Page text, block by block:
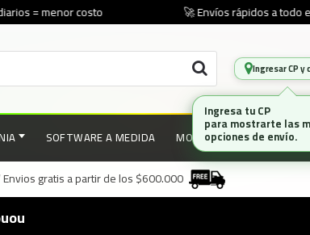
= menor costo 🚀 Envíos rápidos a todo
Ingresar CP y
SOFTWARE A MEDIDA MONITORES MARCAS
gratis a partir de los $600.000
Ingresa tu CP
para mostrarte las
opciones de envío.